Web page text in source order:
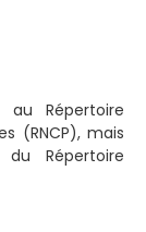
Répertoire
(RNCP), mais
Répertoire